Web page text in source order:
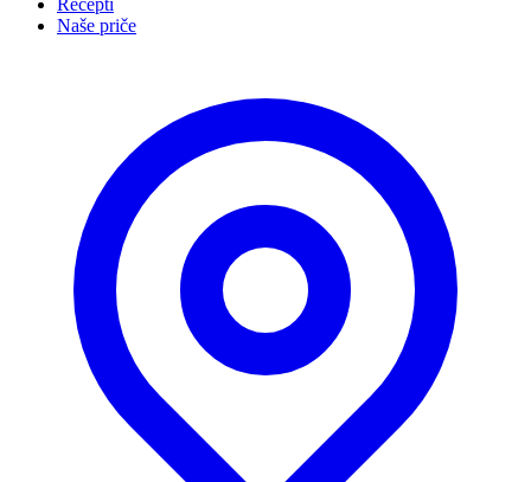
Recepti
Naše priče